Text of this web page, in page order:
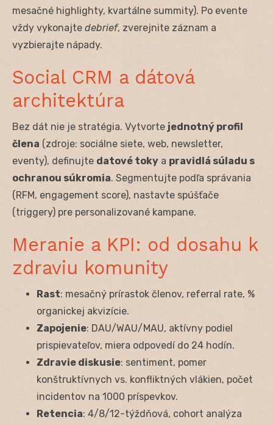
mesačné highlighty, kvartálne summity). Po evente
vždy vykonajte debrief, zverejnite záznam a
vyzbierajte nápady.
Social CRM a dátová
architektúra
Bez dát nie je stratégia. Vytvorte jednotný profil
člena (zdroje: sociálne siete, web, newsletter,
eventy), definujte datové toky a pravidlá súladu s
ochranou súkromia. Segmentujte podľa správania
(RFM, engagement score), nastavte spúšťače
(triggery) pre personalizované kampane.
Meranie a KPI: od dosahu k
zdraviu komunity
Rast: mesačný prírastok členov, referral rate, %
organickej akvizície.
Zapojenie: DAU/WAU/MAU, aktívny podiel
prispievateľov, miera odpovedí do 24 hodín.
Zdravie diskusie: sentiment, pomer
konštruktívnych vs. konfliktných vlákien, počet
incidentov na 1000 príspevkov.
Retencia: 4/8/12-týždňová, cohort analýza